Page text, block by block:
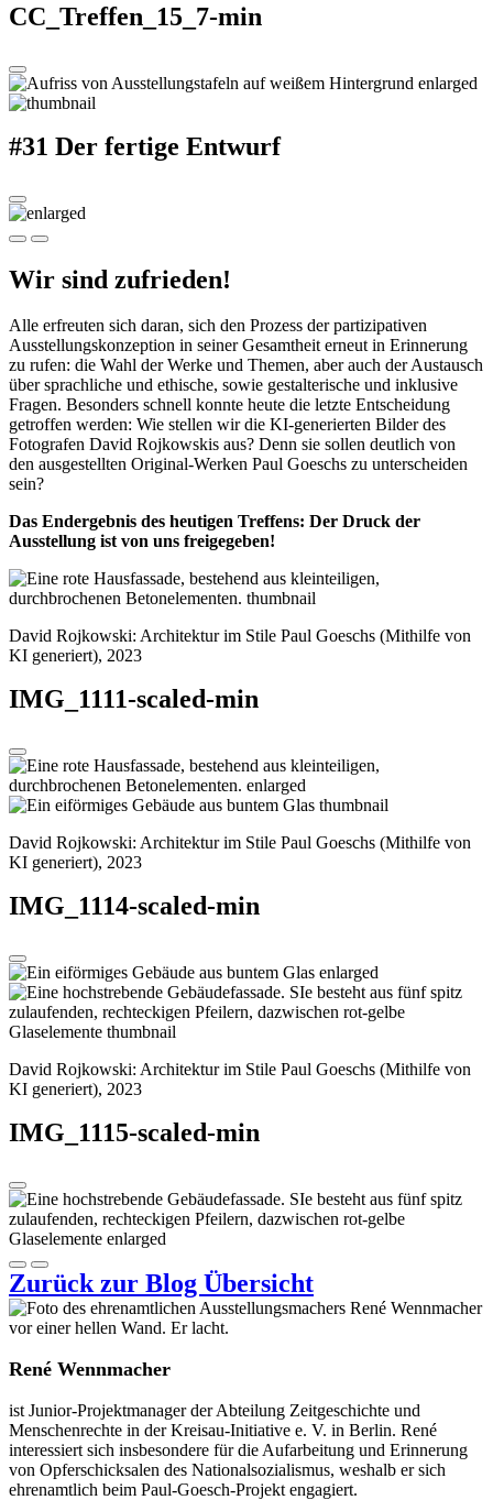
CC_Treffen_15_7-min
#31 Der fertige Entwurf
Wir sind zufrieden!
Alle erfreuten sich daran, sich den Prozess der partizipativen
Ausstellungskonzeption in seiner Gesamtheit erneut in Erinnerung
zu rufen: die Wahl der Werke und Themen, aber auch der Austausch
über sprachliche und ethische, sowie gestalterische und inklusive
Fragen. Besonders schnell konnte heute die letzte Entscheidung
getroffen werden: Wie stellen wir die KI-generierten Bilder des
Fotografen David Rojkowskis aus? Denn sie sollen deutlich von
den ausgestellten Original-Werken Paul Goeschs zu unterscheiden
sein?
Das Endergebnis des heutigen Treffens: Der Druck der
Ausstellung ist von uns freigegeben!
David Rojkowski: Architektur im Stile Paul Goeschs (Mithilfe von
KI generiert), 2023
IMG_1111-scaled-min
David Rojkowski: Architektur im Stile Paul Goeschs (Mithilfe von
KI generiert), 2023
IMG_1114-scaled-min
David Rojkowski: Architektur im Stile Paul Goeschs (Mithilfe von
KI generiert), 2023
IMG_1115-scaled-min
Zurück zur Blog Übersicht
René Wennmacher
ist Junior-Projektmanager der Abteilung Zeitgeschichte und
Menschenrechte in der Kreisau-Initiative e. V. in Berlin. René
interessiert sich insbesondere für die Aufarbeitung und Erinnerung
von Opferschicksalen des Nationalsozialismus, weshalb er sich
ehrenamtlich beim Paul-Goesch-Projekt engagiert.